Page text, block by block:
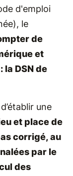
d'emploi
le
de
et
DSN de
d’établir une
et place de
corrigé, au
par le
des